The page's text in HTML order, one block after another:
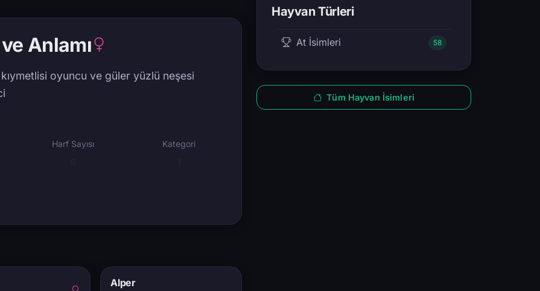
Anlamı
oyuncu ve güler yüzlü neşesi
Harf Sayısı Kategori
Alper
Hayvan Türleri
At İsimleri 58
Tüm Hayvan İsimleri